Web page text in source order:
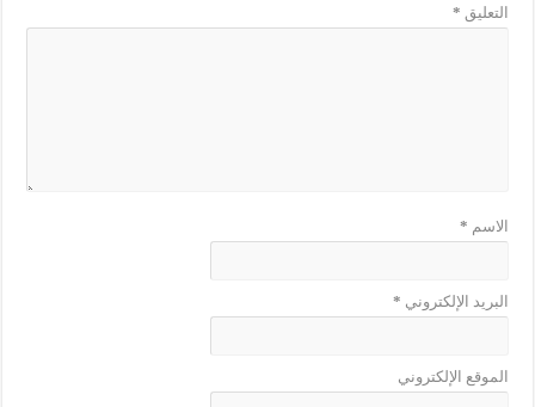
التعليق *
الاسم *
البريد الإلكتروني *
الموقع الإلكتروني